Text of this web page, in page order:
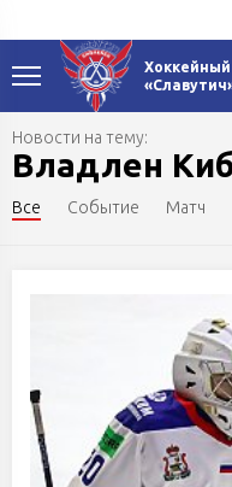
Хоккейный
Владлен
Новости на тему:
Все Событие Матч